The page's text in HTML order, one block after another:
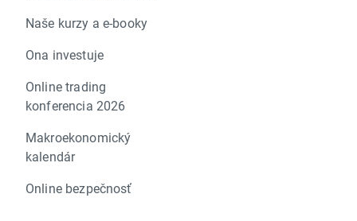
Naše kurzy a e-booky
Ona investuje
Online trading
konferencia 2026
Makroekonomický
kalendár
Online bezpečnosť